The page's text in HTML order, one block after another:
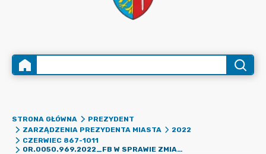
STRONA GŁÓWNA
PREZYDENT
ZARZĄDZENIA PREZYDENTA MIASTA
2022
CZERWIEC 867-1011
OR.0050.969.2022_FB W SPRAWIE ZMIAN W PLANIE FINANSOWYM WYDATKÓW URZĘDU MIASTA ŻORY ORAZ PLACÓWEK OŚWIATOWYCH NA 2022 R.